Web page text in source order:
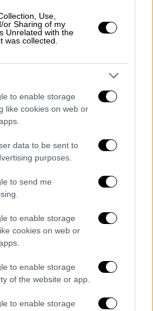
Use,
or Sharing of my
Unrelated with the
was collected.
to enable storage
like cookies on web or
data to be sent to
purposes.
to send me
to enable storage
cookies on web or
to enable storage
of the website or app.
to enable storage
show μεταμορφώσεων
9ο show
στην Susan Boyle,
που είχε μαγέψει
φωνή της στο Britain's
ερμήνευσε το
«Cats».
σύμφωνα με το buzzer,
Familiar θα δούμε τις